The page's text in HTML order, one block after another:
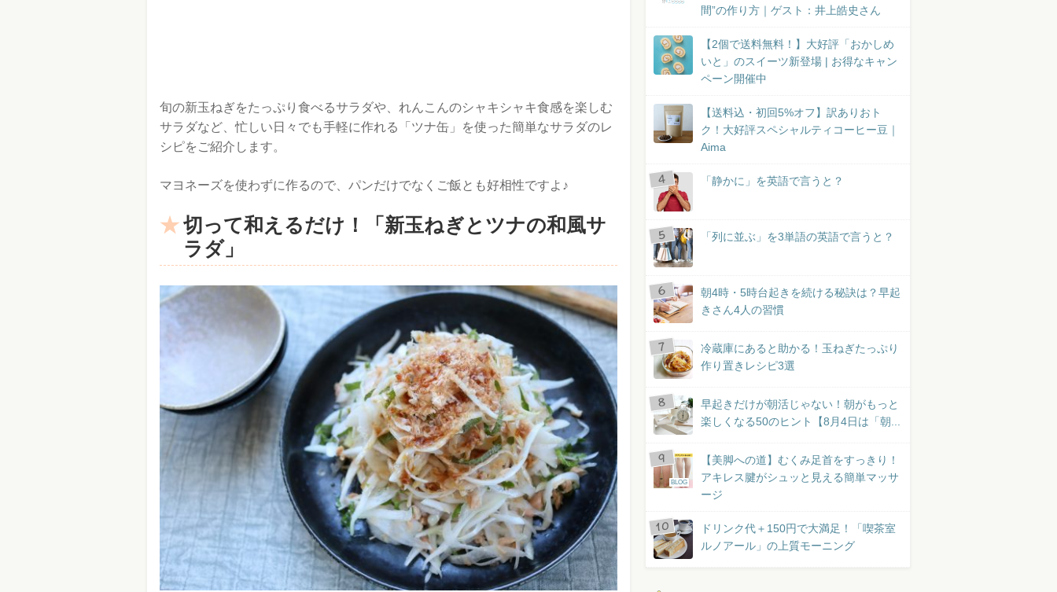
旬の新玉ねぎをたっぷり食べるサラダや、れんこんのシャキシャキ食感を楽しむ
サラダなど、忙しい日々でも手軽に作れる「ツナ缶」を使った簡単なサラダのレ
シピをご紹介します。
マヨネーズを使わずに作るので、パンだけでなくご飯とも好相性ですよ♪
切って和えるだけ！「新玉ねぎとツナの和風サ
ラダ」
間”の作り方｜ゲスト：井上皓史さん
【2個で送料無料！】大好評「おかしめ
いと」のスイーツ新登場 | お得なキャン
ペーン開催中
【送料込・初回5%オフ】訳ありおト
ク！大好評スペシャルティコーヒー豆｜
Aima
「静かに」を英語で言うと？
「列に並ぶ」を3単語の英語で言うと？
朝4時・5時台起きを続ける秘訣は？早起
きさん4人の習慣
冷蔵庫にあると助かる！玉ねぎたっぷり
作り置きレシピ3選
早起きだけが朝活じゃない！朝がもっと
楽しくなる50のヒント【8月4日は「朝...
BLOG
【美脚への道】むくみ足首をすっきり！
アキレス腱がシュッと見える簡単マッサ
ージ
ドリンク代＋150円で大満足！「喫茶室
ルノアール」の上質モーニング